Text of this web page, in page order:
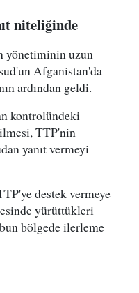
niteliğinde
yönetiminin uzun
Afganistan'da
ardından geldi.
kontrolündeki
TTP'nin
yanıt vermeyi
destek vermeye
yürüttükleri
bölgede ilerleme